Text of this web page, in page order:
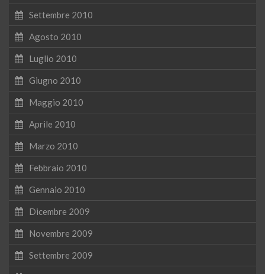
Settembre 2010
Agosto 2010
Luglio 2010
Giugno 2010
Maggio 2010
Aprile 2010
Marzo 2010
Febbraio 2010
Gennaio 2010
Dicembre 2009
Novembre 2009
Settembre 2009